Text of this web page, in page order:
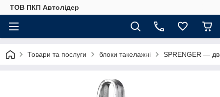
ТОВ ПКП Автолідер
Товари та послуги блоки такелажні SPRENGER —